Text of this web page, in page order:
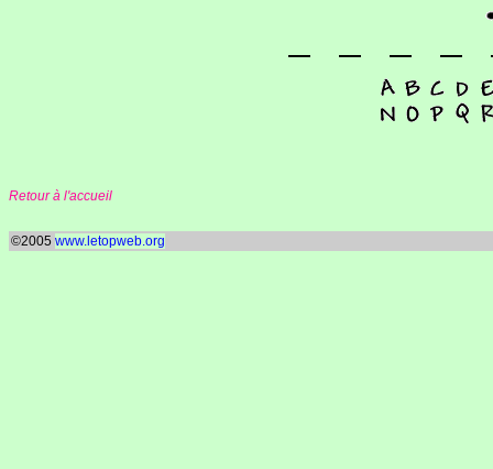
Retour à l'accueil
©2005 www.letopweb.org